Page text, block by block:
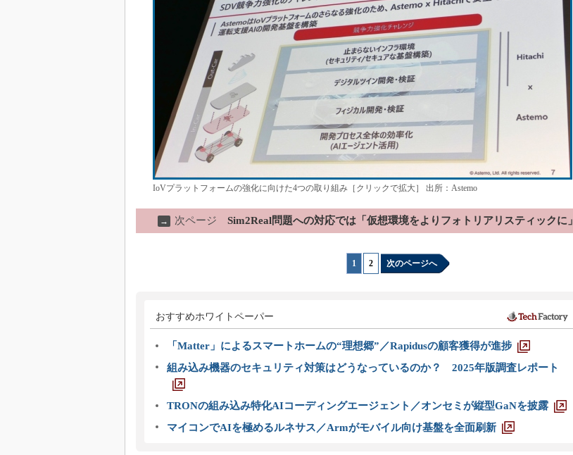
IoVプラットフォームの強化に向けた4つの取り組み［クリックで拡大］ 出所：Astemo
→ 次ページ Sim2Real問題への対応では「仮想環境をよりフォトリアリスティックに」
1 2 次のページへ
おすすめホワイトペーパー
「Matter」によるスマートホームの“理想郷”／Rapidusの顧客獲得が進捗
組み込み機器のセキュリティ対策はどうなっているのか？ 2025年版調査レポート
TRONの組み込み特化AIコーディングエージェント／オンセミが縦型GaNを披露
マイコンでAIを極めるルネサス／Armがモバイル向け基盤を全面刷新